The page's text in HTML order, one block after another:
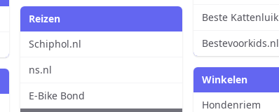
Reizen
Schiphol.nl
ns.nl
E-Bike Bond
Beste Kattenluik
Bestevoorkids.nl
Winkelen
Hondenriem